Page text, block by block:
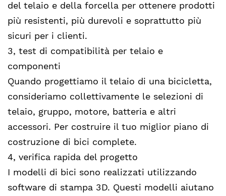
del telaio e della forcella per ottenere prodotti
più resistenti, più durevoli e soprattutto più
sicuri per i clienti.
3, test di compatibilità per telaio e
componenti
Quando progettiamo il telaio di una bicicletta,
consideriamo collettivamente le selezioni di
telaio, gruppo, motore, batteria e altri
accessori. Per costruire il tuo miglior piano di
costruzione di bici complete.
4, verifica rapida del progetto
I modelli di bici sono realizzati utilizzando
software di stampa 3D. Questi modelli aiutano